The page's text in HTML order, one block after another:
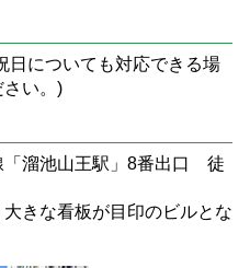
についても対応できる場
さい。)
「溜池山王駅」8番出口 徒
大きな看板が目印のビルとな